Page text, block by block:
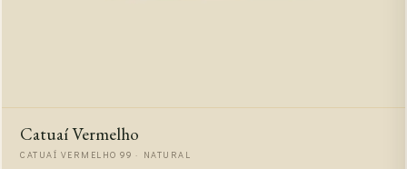
Catuaí Vermelho
CATUAÍ VERMELHO 99 · NATURAL